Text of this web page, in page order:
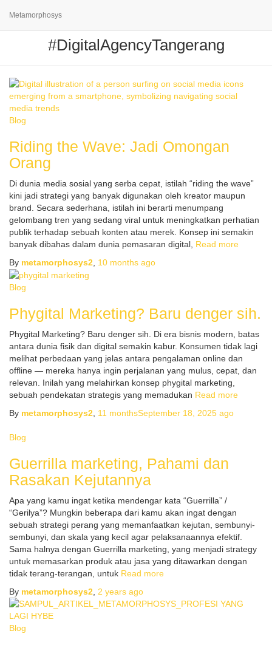
Metamorphosys
#DigitalAgencyTangerang
Blog
Riding the Wave: Jadi Omongan
Orang
Di dunia media sosial yang serba cepat, istilah “riding the wave”
kini jadi strategi yang banyak digunakan oleh kreator maupun
brand. Secara sederhana, istilah ini berarti menumpang
gelombang tren yang sedang viral untuk meningkatkan perhatian
publik terhadap sebuah konten atau merek. Konsep ini semakin
banyak dibahas dalam dunia pemasaran digital, Read more
By metamorphosys2 10 months ago
Blog
Phygital Marketing? Baru denger sih.
Phygital Marketing? Baru denger sih. Di era bisnis modern, batas
antara dunia fisik dan digital semakin kabur. Konsumen tidak lagi
melihat perbedaan yang jelas antara pengalaman online dan
offline — mereka hanya ingin perjalanan yang mulus, cepat, dan
relevan. Inilah yang melahirkan konsep phygital marketing,
sebuah pendekatan strategis yang memadukan Read more
By metamorphosys2, 11 monthsSeptember 18, 2025 ago
Blog
Guerrilla marketing, Pahami dan
Rasakan Kejutannya
Apa yang kamu ingat ketika mendengar kata “Guerrilla” /
“Gerilya”? Mungkin beberapa dari kamu akan ingat dengan
sebuah strategi perang yang memanfaatkan kejutan, sembunyi-
sembunyi, dan skala yang kecil agar pelaksanaannya efektif.
Sama halnya dengan Guerrilla marketing, yang menjadi strategy
untuk memasarkan produk atau jasa yang ditawarkan dengan
tidak terang-terangan, untuk Read more
By metamorphosys2, 2 years ago
Blog